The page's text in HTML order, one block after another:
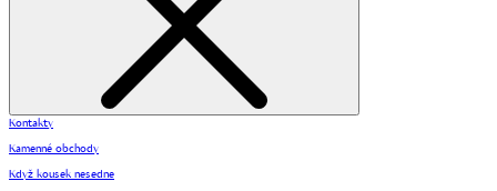
Kontakty
Kamenné obchody
Když kousek nesedne